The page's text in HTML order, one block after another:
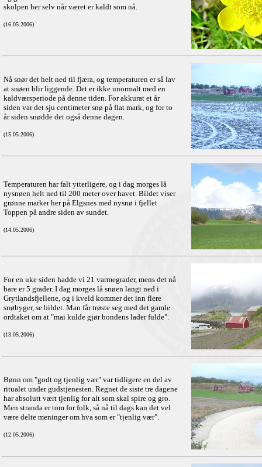
skolpen her selv når været er kaldt som nå.
(16.05.2006)
Nå snør det helt ned til fjæra, og temperaturen er så lav
at snøen blir liggende. Det er ikke unormalt med en
kaldværsperiode på denne tiden. For akkurat et år
siden var det sju centimeter snø på flat mark, og for to
år siden snødde det også denne dagen.
(15.05.2006)
Temperaturen har falt ytterligere, og i dag morges lå
nysnøen helt ned til 200 meter over havet. Bildet viser
grønne marker her på Elgsnes med nysnø i fjellet
Toppen på andre siden av sundet.
(14.05.2006)
For en uke siden hadde vi 21 varmegrader, mens det nå
bare er 5 grader. I dag morges lå snøen langt ned i
Grytlandsfjellene, og i kveld kommer det inn flere
snøbyger, se bildet. Man får trøste seg med det gamle
ordtaket om at "mai kulde gjør bondens lader fulde".
(13.05.2006)
Bønn om "godt og tjenlig vær" var tidligere en del av
ritualet under gudstjenesten. Regnet de siste tre dagene
har absolutt vært tjenlig for alt som skal spire og gro.
Men stranda er tom for folk, så nå til dags kan det vel
være delte meninger om hva som er "tjenlig vær".
(12.05.2006)